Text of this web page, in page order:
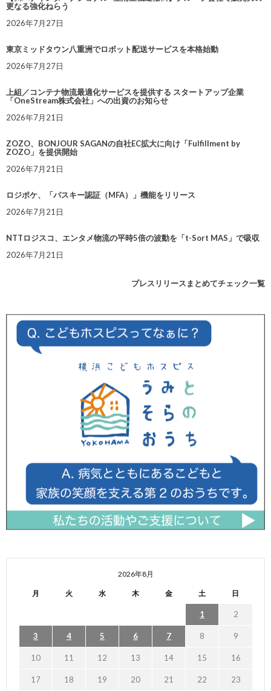
更なる強化ねらう
2026年7月27日
東京ミッドタウン八重洲でロボット配送サービスを本格始動
2026年7月27日
上組／コンテナ物流最適化サービスを提供する スタートアップ企業
「OneStream株式会社」への出資のお知らせ
2026年7月21日
ZOZO、BONJOUR SAGANの自社EC拡大に向け「Fulfillment by
ZOZO」を提供開始
2026年7月21日
ロジポケ、「パスキー認証（MFA）」機能をリリース
2026年7月21日
NTTロジスコ、エンタメ物流の平時5倍の波動を「t-Sort MAS」で吸収
2026年7月21日
プレスリリースまとめてチェック一覧
2026年8月
月 火 水 木 金 土 日
1 2
3 4 5 6 7 8 9
10 11 12 13 14 15 16
17 18 19 20 21 22 23